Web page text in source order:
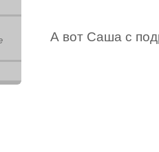
А вот Саша с